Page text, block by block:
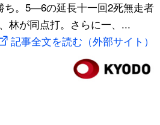
ち。5―6の延長十一回2死無走者
林が同点打。さらに一、...
記事全文を読む（外部サイト）